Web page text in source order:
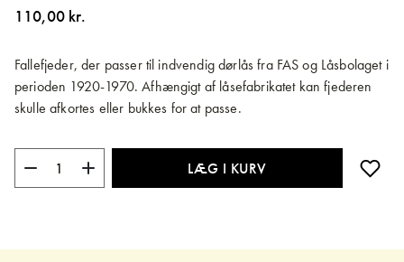
billedgalleriet
110,00 kr.
Fallefjeder, der passer til indvendig dørlås fra FAS og Låsbolaget i
perioden 1920-1970. Afhængigt af låsefabrikatet kan fjederen
skulle afkortes eller bukkes for at passe.
LÆG I KURV